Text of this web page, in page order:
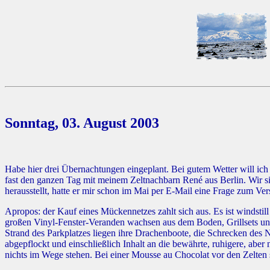
Sonntag, 03. August 2003
Habe hier drei Übernachtungen eingeplant. Bei gutem Wetter will
fast den ganzen Tag mit meinem Zeltnachbarn René aus Berlin.
herausstellt, hatte er mir schon im Mai per E-Mail eine Frage zum
Apropos: der Kauf eines Mückennetzes zahlt sich aus. Es ist
großen Vinyl-Fenster-Veranden wachsen aus dem Boden, Grillsets
Strand des Parkplatzes liegen ihre Drachenboote, die Schrecken
abgepflockt und einschließlich Inhalt an die bewährte, ruhigere,
nichts im Wege stehen. Bei einer Mousse au Chocolat vor den